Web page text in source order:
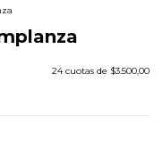
24 cuotas de $3.500,00